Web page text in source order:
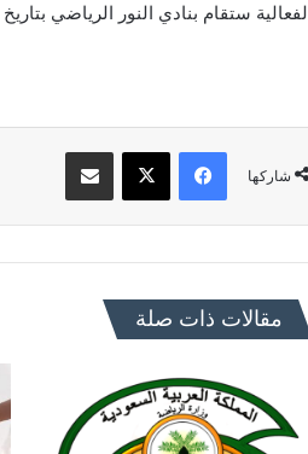
الفعالية ستقام بنادي النور الرياضي بتاريخ ١٩ مايو،الحضور مفتوح للجميع.
شاركها
فيسبوك X
مقالات ذات صلة